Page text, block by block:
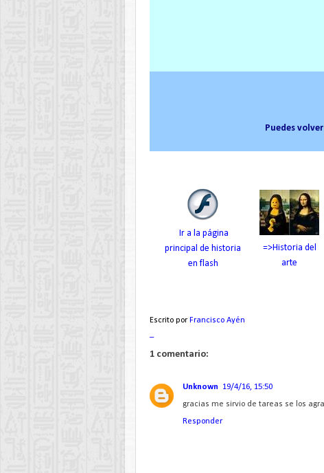
Puedes
Ir a la página
principal de historia
en flash
=>Historia del
arte
Escrito porFrancisco Ayén
1 comentario:
Unknown 19/4/16, 15:50
gracias me sirvio de tareas se los
Responder